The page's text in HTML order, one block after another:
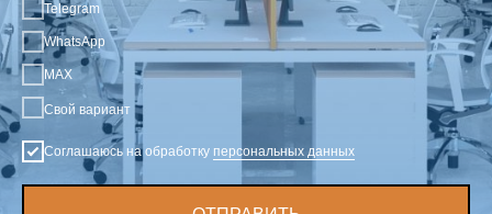
Telegram
WhatsApp
MAX
Свой вариант
Соглашаюсь на обработку персональных данных